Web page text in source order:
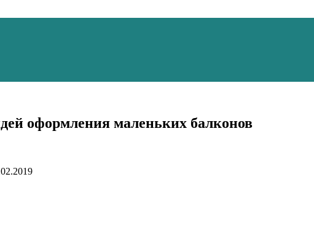
оформления маленьких балконов